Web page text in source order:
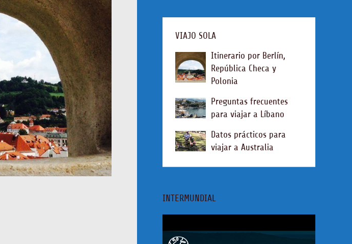
VIAJO SOLA
Itinerario por Berlín,
República Checa y
Polonia
Preguntas frecuentes
para viajar a Líbano
Datos prácticos para
viajar a Australia
INTERMUNDIAL